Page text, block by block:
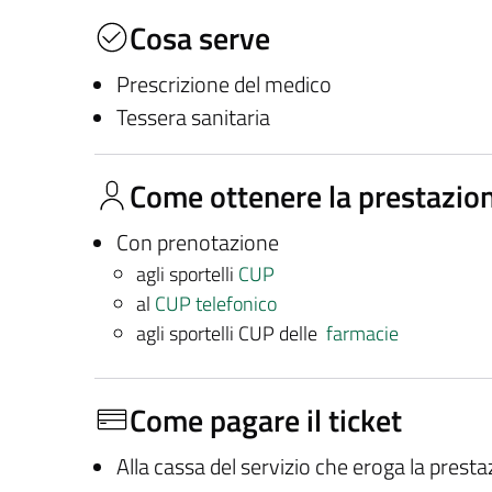
Cosa serve
Prescrizione del medico
Tessera sanitaria
Come ottenere la
Con prenotazione
agli sportelli CUP
al CUP telefonico
agli sportelli CUP delle farmacie
Come pagare il ticket
Alla cassa del servizio che eroga la